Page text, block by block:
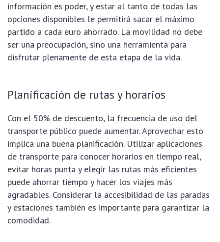
información es poder, y estar al tanto de todas las
opciones disponibles le permitirá sacar el máximo
partido a cada euro ahorrado. La movilidad no debe
ser una preocupación, sino una herramienta para
disfrutar plenamente de esta etapa de la vida.
Planificación de rutas y horarios
Con el 50% de descuento, la frecuencia de uso del
transporte público puede aumentar. Aprovechar esto
implica una buena planificación. Utilizar aplicaciones
de transporte para conocer horarios en tiempo real,
evitar horas punta y elegir las rutas más eficientes
puede ahorrar tiempo y hacer los viajes más
agradables. Considerar la accesibilidad de las paradas
y estaciones también es importante para garantizar la
comodidad.